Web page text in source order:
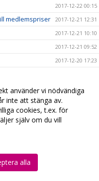
2017-12-22 00:15
medlemspriser 2017-12-21 12:31
2017-12-21 10:10
2017-12-21 09:52
2017-12-20 17:23
2017-12-15 20:16
2017-12-15 20:13
2017-12-13 00:34
använder vi nödvändiga
inte att stänga av.
cookies, t.ex. för
själv om du vill
alla